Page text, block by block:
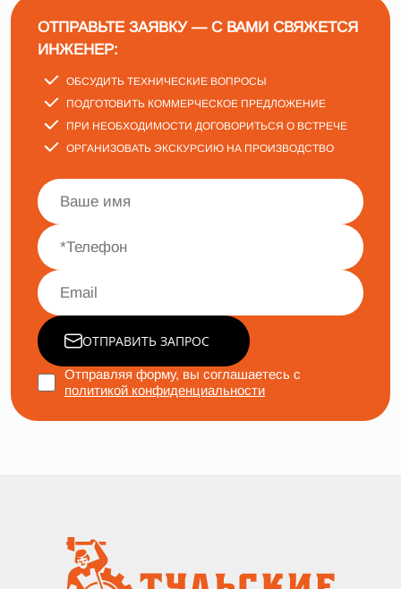
ОТПРАВЬТЕ ЗАЯВКУ — С ВАМИ СВЯЖЕТСЯ
ИНЖЕНЕР:
ОБСУДИТЬ ТЕХНИЧЕСКИЕ ВОПРОСЫ
ПОДГОТОВИТЬ КОММЕРЧЕСКОЕ ПРЕДЛОЖЕНИЕ
ПРИ НЕОБХОДИМОСТИ ДОГОВОРИТЬСЯ О ВСТРЕЧЕ
ОРГАНИЗОВАТЬ ЭКСКУРСИЮ НА ПРОИЗВОДСТВО
ОТПРАВИТЬ ЗАПРОС
Отправляя форму, вы соглашаетесь с
политикой конфиденциальности